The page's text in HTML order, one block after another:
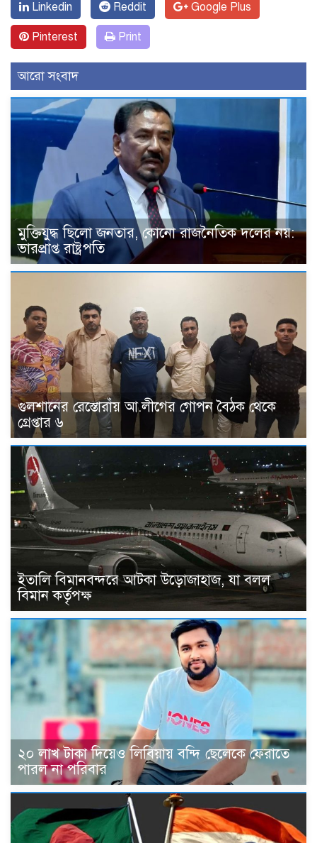
Linkedin Reddit Google Plus
Pinterest Print
আরো সংবাদ
মুক্তিযুদ্ধ ছিলো জনতার, কোনো রাজনৈতিক দলের নয়:
ভারপ্রাপ্ত রাষ্ট্রপতি
গুলশানের রেস্তোরাঁয় আ.লীগের গোপন বৈঠক থেকে
গ্রেপ্তার ৬
ইতালি বিমানবন্দরে আটকা উড়োজাহাজ, যা বলল
বিমান কর্তৃপক্ষ
২০ লাখ টাকা দিয়েও লিবিয়ায় বন্দি ছেলেকে ফেরাতে
পারল না পরিবার